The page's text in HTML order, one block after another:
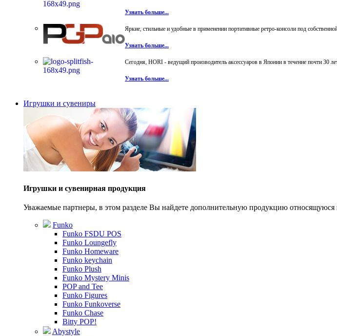
Узнать больше...
Яркие, стильные и удобные в применении портативные ретро-консоли под
Узнать больше...
Сегодня, HORI - ведущий производитель аксессуаров в Японии в течение почти 30
Узнать больше...
Игрушки и сувениры
Игрушки и сувенирная продукция
Уважаемые партнеры, в этом разделе Вы найдете дополнительную продукцию относящуюся
Funko
Funko FSDU POS
Funko Loungefly
Funko Homeware
Funko keychain
Funko Plush
Funko Mystery Minis
POP and Tee
Funko Figures
Funko Funkoverse
Funko Chase
Bitty POP!
Abystyle